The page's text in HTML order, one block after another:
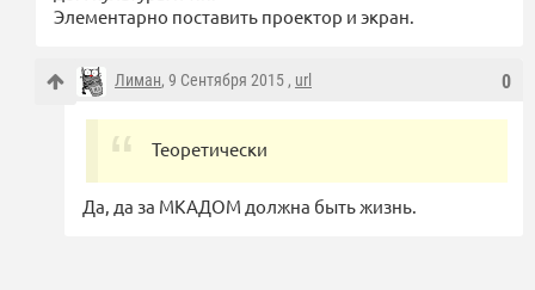
Элементарно поставить проектор и экран.
0
Лиман, 9 Сентября 2015 , url
Теоретически
Да, да за МКАДОМ должна быть жизнь.